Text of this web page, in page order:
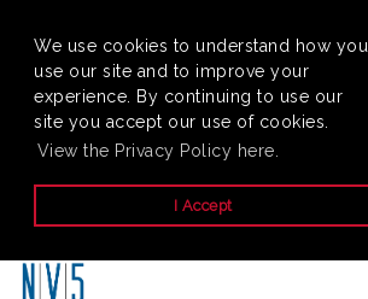
We use cookies to understand how you
use our site and to improve your
experience. By continuing to use our
site you accept our use of cookies.
View the Privacy Policy here.
I Accept